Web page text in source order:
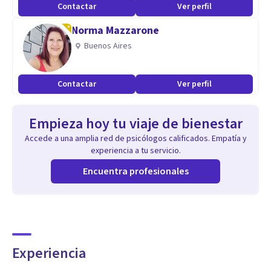
Contactar Ver perfil
Norma Mazzarone
Buenos Aires
Contactar Ver perfil
Empieza hoy tu viaje de bienestar
Accede a una amplia red de psicólogos calificados. Empatía y
experiencia a tu servicio.
Encuentra profesionales
Experiencia